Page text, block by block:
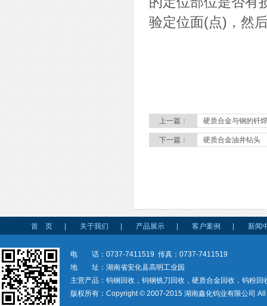
验定位面(点)，然
上一篇： 硬质合金与钢的钎焊
下一篇： 硬质合金油井钻头
首 页 关于我们 产品展示 客户案例 新闻
电 话：0737-7411519 传真：0737-7411519
地 址：湖南省安化县高明工业园
主营产品：钨钢回收，钨钢铣刀回收，硬质合金回收，钨粉回
版权所有：Copyright © 2007-2015 湖南鑫化钨业有限公司